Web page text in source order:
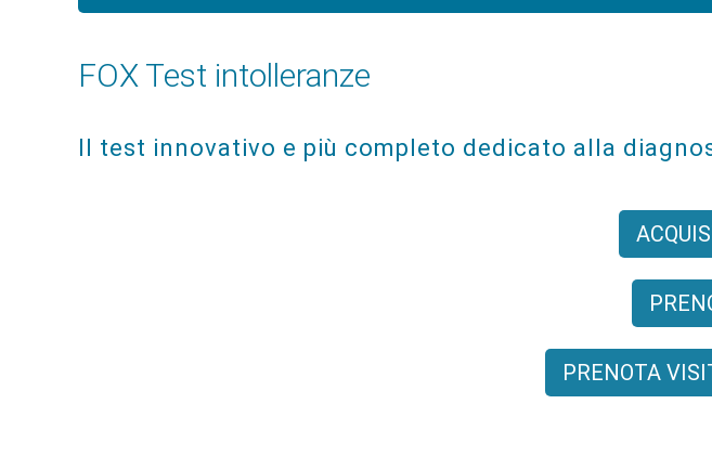
FOX Test intolleranze
Il test innovativo e più completo dedicato alla
PRENOTA